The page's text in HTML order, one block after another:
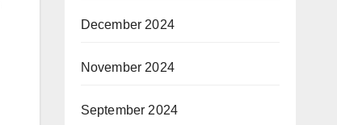
December 2024
November 2024
September 2024